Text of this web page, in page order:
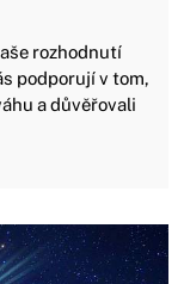
rozhodnutí
podporují v tom,
a důvěřovali